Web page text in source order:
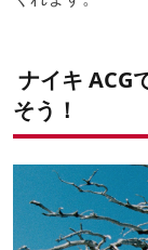
ナイキ ACG
そう！